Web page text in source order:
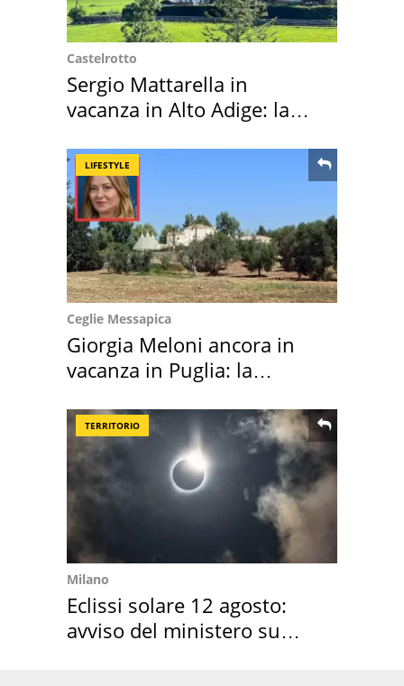
Castelrotto
Sergio Mattarella in
vacanza in Alto Adige: la
LIFESTYLE
Ceglie Messapica
Giorgia Meloni ancora in
vacanza in Puglia: la
TERRITORIO
Milano
Eclissi solare 12 agosto:
avviso del ministero su